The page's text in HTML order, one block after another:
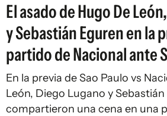
El asado de Hugo De
y Sebastián Eguren en la
partido de Nacional ante
En la previa de Sao Paulo vs
León, Diego Lugano y Sebastián
compartieron una cena en una